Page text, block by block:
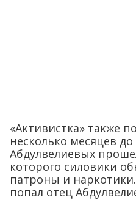
«Активистка» также
несколько месяцев
Абдулвелиевых
которого силовики
патроны и
попал отец